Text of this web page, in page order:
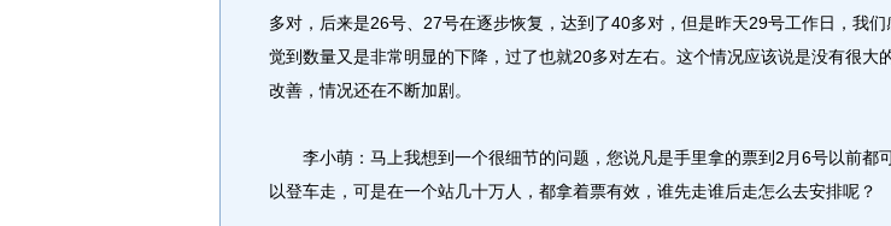
多对，后来是26号、27号在逐步恢复，达到了40多对，但是昨天29号工作日，我们
觉到数量又是非常明显的下降，过了也就20多对左右。这个情况应该说是没有很大
改善，情况还在不断加剧。
李小萌：马上我想到一个很细节的问题，您说凡是手里拿的票到2月6号以前都
以登车走，可是在一个站几十万人，都拿着票有效，谁先走谁后走怎么去安排呢？